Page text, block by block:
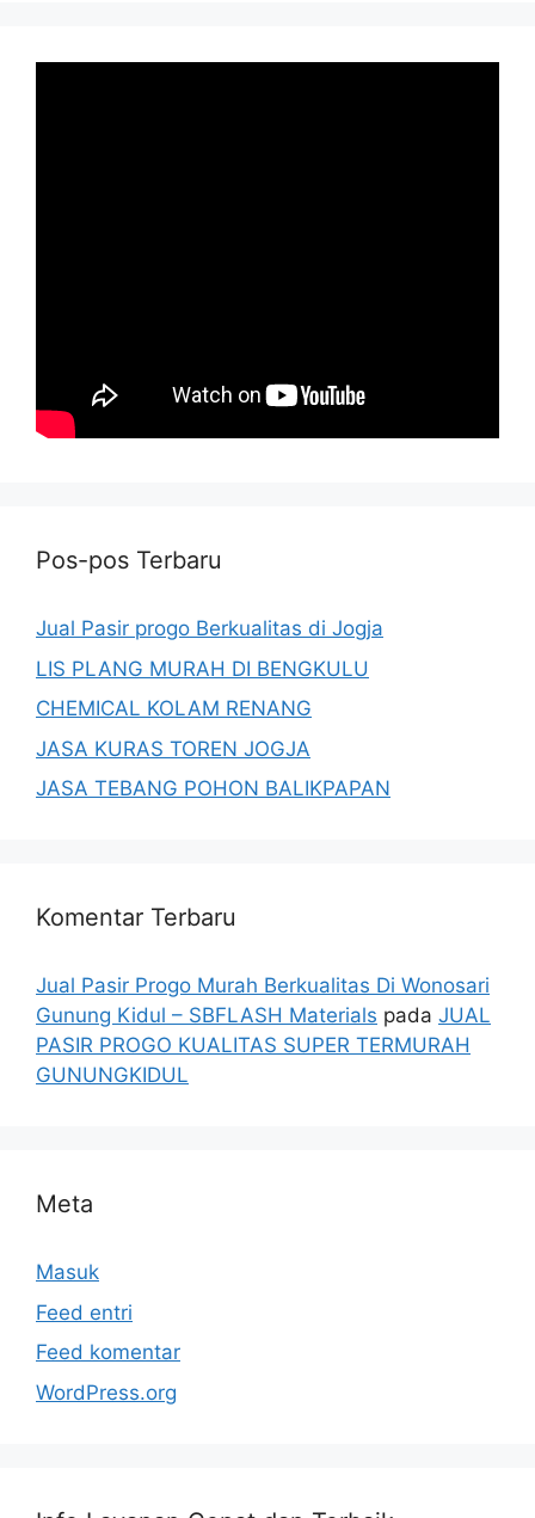
Pos-pos Terbaru
Jual Pasir progo Berkualitas di Jogja
LIS PLANG MURAH DI BENGKULU
CHEMICAL KOLAM RENANG
JASA KURAS TOREN JOGJA
JASA TEBANG POHON BALIKPAPAN
Komentar Terbaru
Jual Pasir Progo Murah Berkualitas Di Wonosari
Gunung Kidul – SBFLASH Materials pada JUAL
PASIR PROGO KUALITAS SUPER TERMURAH
GUNUNGKIDUL
Meta
Masuk
Feed entri
Feed komentar
WordPress.org